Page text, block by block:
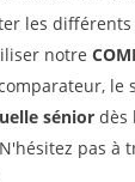
les
notre
le
sénior dès
pas à